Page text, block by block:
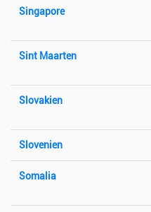
Singapore
Sint Maarten
Slovakien
Slovenien
Somalia